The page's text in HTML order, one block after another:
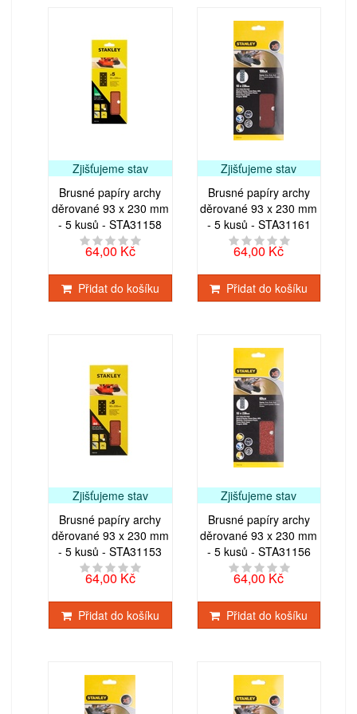
Zjišťujeme stav
Brusné papíry archy
děrované 93 x 230 mm
- 5 kusů - STA31158
64,00 Kč
Přidat do košíku
Zjišťujeme stav
Brusné papíry archy
děrované 93 x 230 mm
- 5 kusů - STA31161
64,00 Kč
Přidat do košíku
Zjišťujeme stav
Brusné papíry archy
děrované 93 x 230 mm
- 5 kusů - STA31153
64,00 Kč
Přidat do košíku
Zjišťujeme stav
Brusné papíry archy
děrované 93 x 230 mm
- 5 kusů - STA31156
64,00 Kč
Přidat do košíku